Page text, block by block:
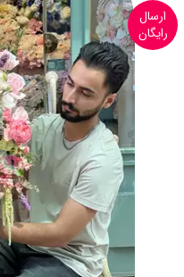
ارسال
رایگان